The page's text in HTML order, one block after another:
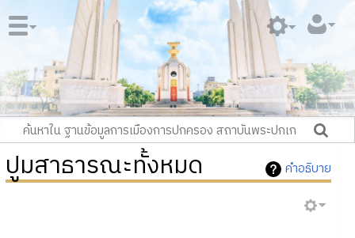
คำอธิบาย
ปูมสาธารณะทั้งหมด